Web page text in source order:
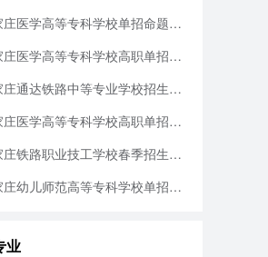
2022年石家庄医学高等专科学校单招命题与考试
2022年石家庄医学高等专科学校高职单招信息(图)
2022年石家庄通达铁路中等专业学校招生简章
2022年石家庄医学高等专科学校高职单招信息
2022年石家庄铁路职业技工学校春季招生信息
2022年石家庄幼儿师范高等专科学校单招简章(图)
业